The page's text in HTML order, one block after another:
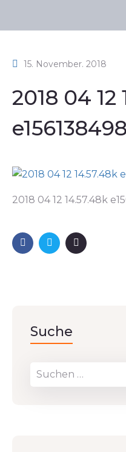
15. November. 2018
2018 04 12
2018 04 12 14.57.48k
Suche